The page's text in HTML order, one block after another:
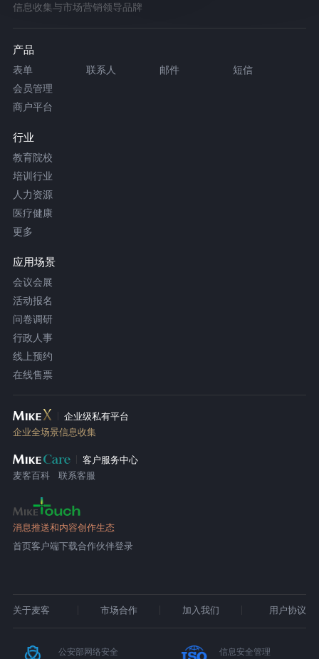
信息收集与市场营销领导品牌
产品
表单 联系人 邮件
短信
会员管理
商户平台
行业
教育院校
培训行业
人力资源
医疗健康
更多
应用场景
会议会展
活动报名
问卷调研
行政人事
线上预约
在线售票
企业级私有平台
企业全场景信息收集
客户服务中心
麦客百科
联系客服
消息推送和内容创作生态
首页客户端下载合作伙伴登录
关于麦客 市场合作 加入我们 用户协议
公安部网络安全
信息安全管理